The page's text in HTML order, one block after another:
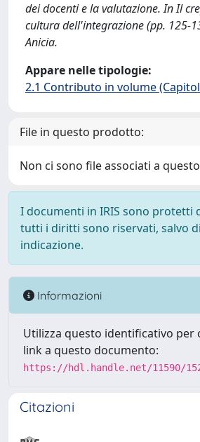
dei docenti e la valutazione. In Il
cultura dell'integrazione (pp. 125-
Anicia.
Appare nelle tipologie:
2.1 Contributo in volume
File in questo prodotto:
Non ci sono file associati a
I documenti in IRIS sono protetti
tutti i diritti sono riservati, salvo
indicazione.
Informazioni
Utilizza questo identificativo per
link a questo documento:
https://hdl.handle.net/11590/
Citazioni